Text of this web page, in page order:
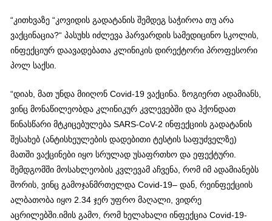
“კითხვაზე “კოვიდის გადატანის შემდეგ საჭიროა თუ არა
ვაქცინაცია?“ პასუხს იძლევა ჰარვარდის სამედიცინო სკოლის,
ინფექციურ დაავადებათა კლინიკის დირექტორი პროფესორი
პოლ საქსი.
“დიახ, მათ უნდა მიიღონ Covid-19 ვაქცინა. ზოგიერთ ადამიანს,
ვინც მონაწილეობდა კლინიკურ კვლევებში და ჰქონდათ
წინასწარი მტკიცებულება SARS-CoV-2 ინფექციის გადატანის
შესახებ (ანტისხეულების დადებითი ტესტის საფუძველზე)
მათში ვაქცინები იყო სრულად უსაფრთხო და ეფექტური.
შემდგომში მოსახლეობის კვლევამ აჩვენა, რომ იმ ადამიანებს
შორის, ვინც გამოჯანმრთელდა Covid-19– დან, რეინფექციის
ალბათობა იყო 2.34 ჯერ უფრო მაღალი, ვიდრე
აცრილებში.იმის გამო, რომ ხელახალი ინფექცია Covid-19-